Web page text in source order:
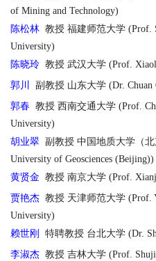
of Mining and Technology)
陈松林 教授 福建师范大学 (Prof.
University)
陈晓玲 教授 武汉大学 (Prof.
郭川 副教授 山东大学 (Dr. Chuan
郭春 教授 西南交通大学 (Prof.
University)
胡业翠 副教授 中国地质大学（北
University of Geosciences (Beijing))
黄贤金 教授 南京大学 (Prof.
贾艳杰 教授 天津师范大学 (Prof.
University)
赖世刚 特聘教授 台北大学 (Dr.
李淑杰 教授 吉林大学 (Prof.